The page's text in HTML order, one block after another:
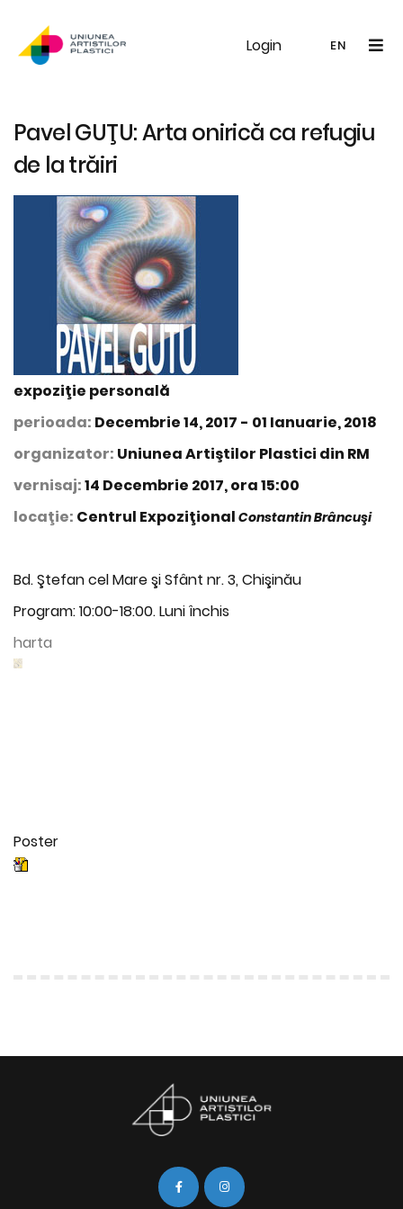
Login EN
EN
UAP Galerie Noutăți
Pavel GUŢU: Arta onirică ca refugiu
de la trăiri
expoziţie personală
perioada: Decembrie 14, 2017 - 01 Ianuarie, 2018
organizator: Uniunea Artiştilor Plastici din RM
vernisaj:14 Decembrie 2017, ora 15:00
locaţie: Centrul Expoziţional Constantin Brâncuşi
Bd. Ştefan cel Mare şi Sfânt nr. 3, Chişinău
Program: 10:00-18:00. Luni închis
harta
Poster